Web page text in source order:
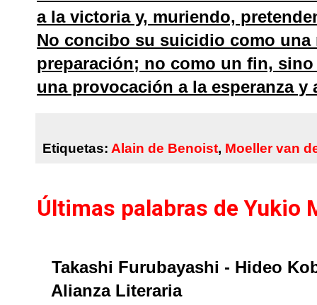
a la victoria y, muriendo,
No concibo su suicidio como
preparación; no como un fin,
una provocación a la esperanza y
Etiquetas: Alain de Benoist, Moeller van
Últimas palabras de Yukio
Takashi Furubayashi - Hideo
Alianza Literaria